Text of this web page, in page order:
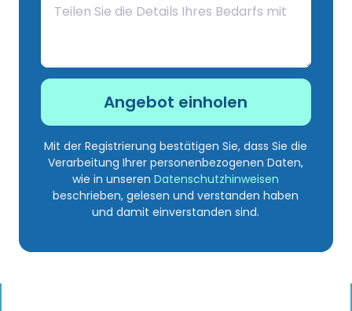
Mit der Registrierung bestätigen Sie, dass Sie die
Verarbeitung Ihrer personenbezogenen Daten,
wie in unserenDatenschutzhinweisen
beschrieben, gelesen und verstanden haben
und damit einverstanden sind.